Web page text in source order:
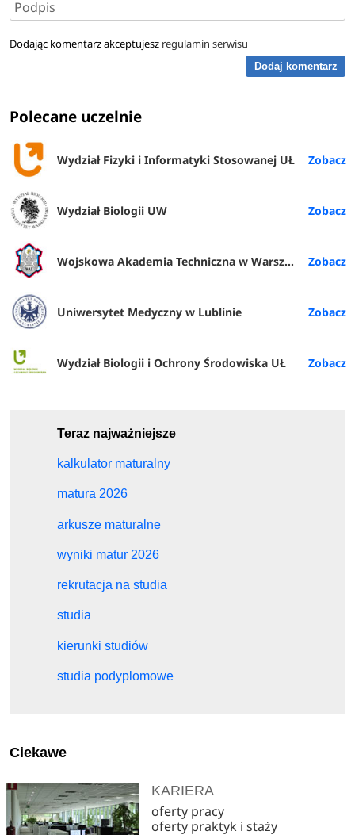
Dodając komentarz akceptujesz regulamin serwisu
Dodaj komentarz
Polecane uczelnie
Wydział Fizyki i Informatyki Stosowanej UŁ
Wydział Biologii UW
Wojskowa Akademia Techniczna w Warszawie
Uniwersytet Medyczny w Lublinie
Wydział Biologii i Ochrony Środowiska UŁ
Teraz najważniejsze
kalkulator maturalny
matura 2026
arkusze maturalne
wyniki matur 2026
rekrutacja na studia
studia
kierunki studiów
studia podyplomowe
Ciekawe
KARIERA
oferty pracy
oferty praktyk i staży